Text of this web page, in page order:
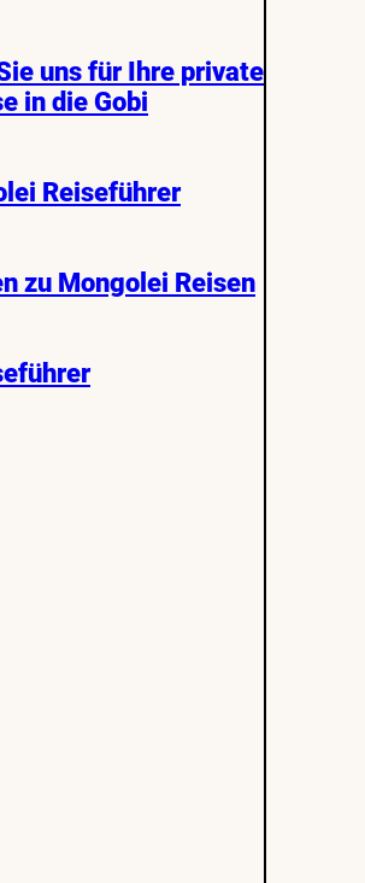
uns für Ihre private
in die Gobi
Reiseführer
zu Mongolei Reisen